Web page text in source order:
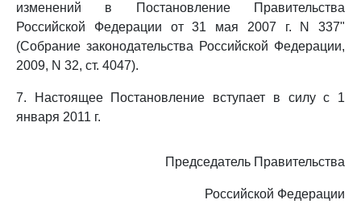
изменений в Постановление Правительства
Российской Федерации от 31 мая 2007 г. N 337"
(Собрание законодательства Российской Федерации,
2009, N 32, ст. 4047).
7. Настоящее Постановление вступает в силу с 1
января 2011 г.
Председатель Правительства
Российской Федерации